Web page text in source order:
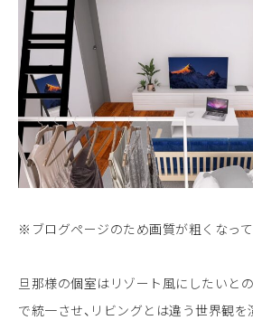
※ブログページのため画質が粗くなって
旦那様の個室はリゾート風にしたいと
で統一させ、リビングとは違う世界観を